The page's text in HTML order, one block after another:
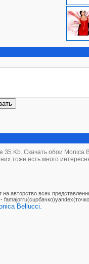
Kb. Скачать обои Monica
тоже есть много
на авторство всех
Bellucci.